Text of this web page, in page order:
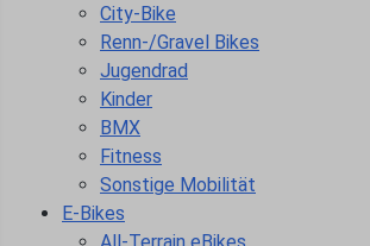
City-Bike
Renn-/Gravel Bikes
Jugendrad
Kinder
BMX
Fitness
Sonstige Mobilität
E-Bikes